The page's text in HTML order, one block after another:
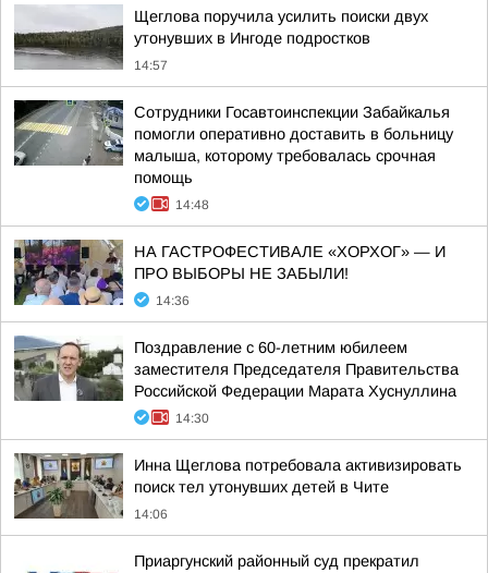
Щеглова поручила усилить поиски двух
утонувших в Ингоде подростков
14:57
Сотрудники Госавтоинспекции Забайкалья
помогли оперативно доставить в больницу
малыша, которому требовалась срочная
помощь
14:48
НА ГАСТРОФЕСТИВАЛЕ «ХОРХОГ» — И
ПРО ВЫБОРЫ НЕ ЗАБЫЛИ!
14:36
Поздравление с 60-летним юбилеем
заместителя Председателя Правительства
Российской Федерации Марата Хуснуллина
14:30
Инна Щеглова потребовала активизировать
поиск тел утонувших детей в Чите
14:06
Приаргунский районный суд прекратил